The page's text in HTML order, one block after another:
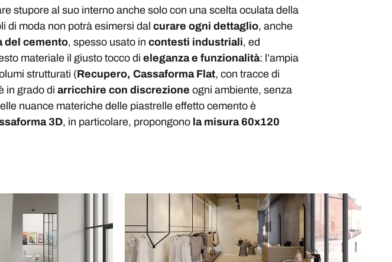
stupore al suo interno anche solo con una scelta oculata della
di moda non potrà esimersi dal curare ogni dettaglio, anche
del cemento, spesso usato in contesti industriali, ed
materiale il giusto tocco di eleganza e funzionalità: l’ampia
strutturati (Recupero, Cassaforma Flat, con tracce di
in grado di arricchire con discrezione ogni ambiente, senza
nuance materiche delle piastrelle effetto cemento è
3D, in particolare, propongono la misura60x120